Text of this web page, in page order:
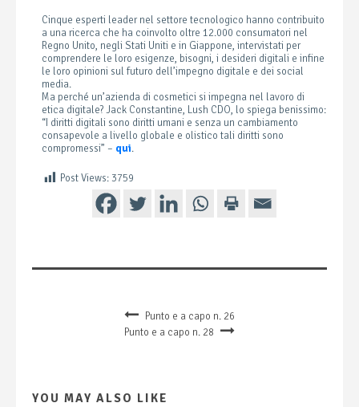
Cinque esperti leader nel settore tecnologico hanno contribuito
a una ricerca che ha coinvolto oltre 12.000 consumatori nel
Regno Unito, negli Stati Uniti e in Giappone, intervistati per
comprendere le loro esigenze, bisogni, i desideri digitali e infine
le loro opinioni sul futuro dell’impegno digitale e dei social
media.
Ma perché un’azienda di cosmetici si impegna nel lavoro di
etica digitale? Jack Constantine, Lush CDO, lo spiega benissimo:
“I diritti digitali sono diritti umani e senza un cambiamento
consapevole a livello globale e olistico tali diritti sono
compromessi” – qui.
Post Views: 3759
Punto e a capo n. 26
Punto e a capo n. 28
YOU MAY ALSO LIKE